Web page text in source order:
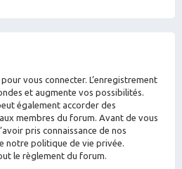
vous connecter. L’enregistrement
et augmente vos possibilités.
également accorder des
membres du forum. Avant de vous
pris connaissance de nos
notre politique de vie privée.
le règlement du forum.